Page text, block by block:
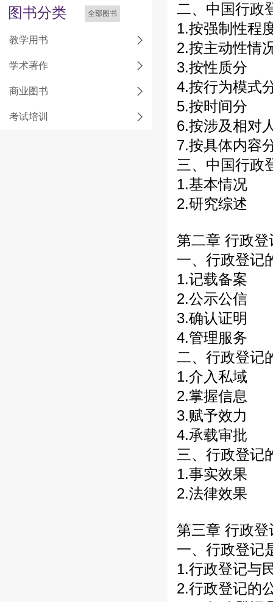
图书分类 全部图书
教学用书
学术著作
商业图书
考试培训
二、中国行政
1.按强制性程
2.按主动性情
3.按性质分
4.按行为模式
5.按时间分
6.按涉及相对
7.按具体内容
三、中国行政
1.基本情况
2.研究综述
第二章 行政
一、行政登记
1.记载备案
2.公示公信
3.确认证明
4.管理服务
二、行政登记
1.介入私域
2.掌握信息
3.赋予效力
4.承载审批
三、行政登记
1.事实效果
2.法律效果
第三章 行政
一、行政登记
1.行政登记与
2.行政登记的